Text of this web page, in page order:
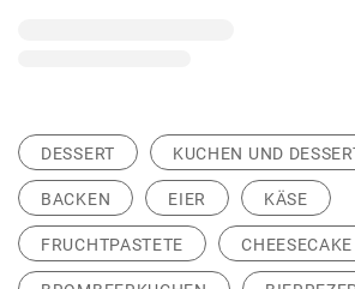
DESSERT KUCHEN UND
BACKEN EIER KÄSE
FRUCHTPASTETE CHEESECAKE